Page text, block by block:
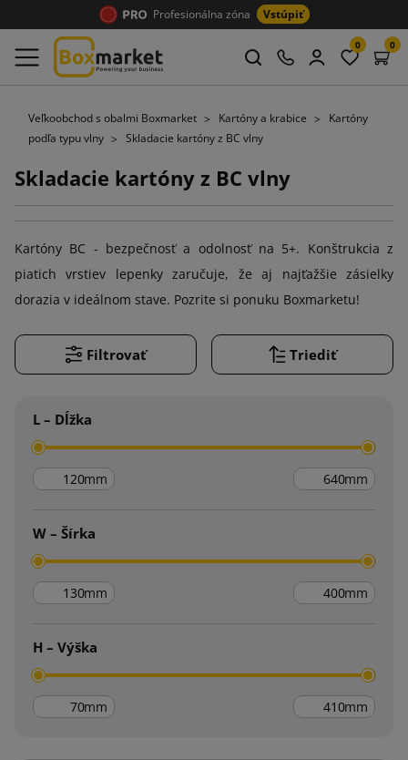
Profesionálna zóna Vstúpiť
0 0
Veľkoobchod s obalmi Boxmarket Kartóny a krabice
Kartóny
podľa typu vlny
Skladacie kartóny z BC vlny
Skladacie kartóny z BC vlny
Kartóny BC - bezpečnosť a odolnosť na 5+. Konštrukcia z
piatich vrstiev lepenky zaručuje, že aj najťažšie zásielky
dorazia v ideálnom stave. Pozrite si ponuku Boxmarketu!
Filtrovať Triediť
L – Dĺžka
mm mm
W – Šírka
mm mm
H – Výška
mm mm